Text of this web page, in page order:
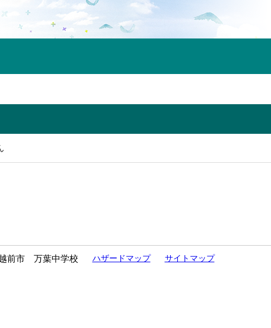
前市 万葉中学校 ハザードマップ サイトマップ